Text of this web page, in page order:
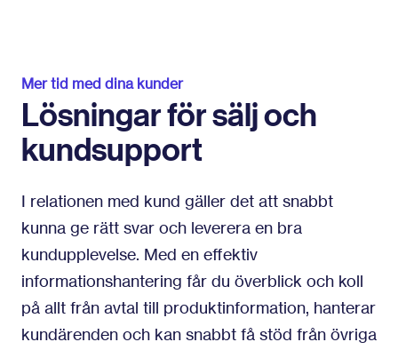
Mer tid med dina kunder
Lösningar för sälj och
kundsupport
I relationen med kund gäller det att snabbt
kunna ge rätt svar och leverera en bra
kundupplevelse. Med en effektiv
informationshantering får du överblick och koll
på allt från avtal till produktinformation, hanterar
kundärenden och kan snabbt få stöd från övriga